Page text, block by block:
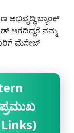
ಅಭಿವೃದ್ಧಿ ಬ್ಯಾಂಕ್
ಆಗದಿದ್ದರೆ ನಮ್ಮ
ಮೆಸೇಜ್